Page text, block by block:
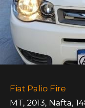
Fiat Palio Fire
MT, 2013, Nafta,